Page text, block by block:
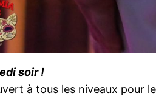
soir !
à tous les niveaux pour